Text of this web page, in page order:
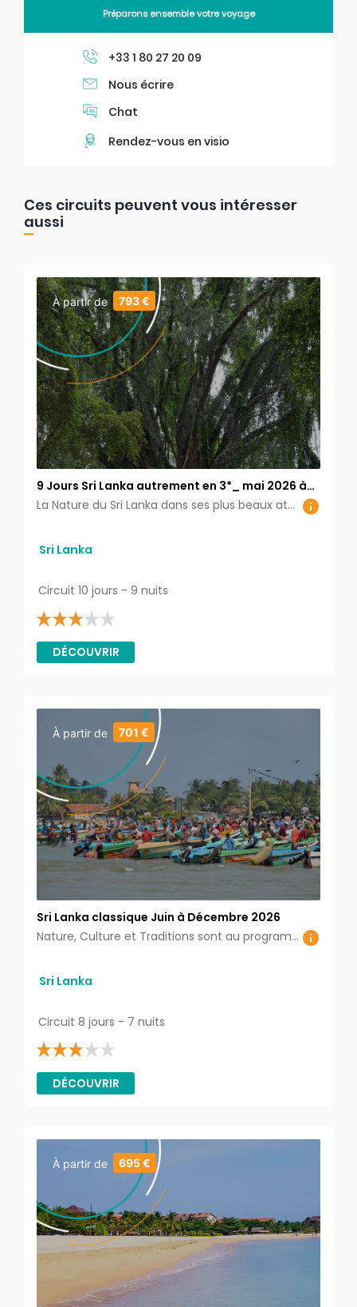
Préparons ensemble votre voyage
+33 1 80 27 20 09
Nous écrire
Chat
Rendez-vous en visio
Ces circuits peuvent vous intéresser
aussi
À partir de 793 €
9 Jours Sri Lanka autrement en 3*_ mai 2026 à
octobre 2026
La Nature du Sri Lanka dans ses plus beaux atours dans les Parcs Nationaux de Wilpattu et d'Udawalawe La vie dans les campagnes avec les rizières et les plantations de thé La vie spirituelle avec les temples et les sites archéologiques
Sri Lanka
Circuit 10 jours - 9 nuits
DÉCOUVRIR
À partir de 701 €
Sri Lanka classique Juin à Décembre 2026
Nature, Culture et Traditions sont au programme de ce circuit avec des expériences authentiques et un aperçu du mode de vie local autour du Triangle culturel du pays.
Sri Lanka
Circuit 8 jours - 7 nuits
DÉCOUVRIR
À partir de 695 €